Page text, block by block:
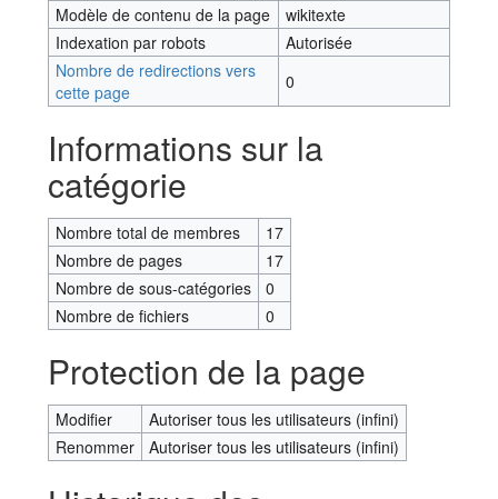
Modèle de contenu de la page
wikitexte
Indexation par robots
Autorisée
Nombre de redirections vers
cette page
0
Informations sur la
catégorie
Nombre total de membres
17
Nombre de pages
17
Nombre de sous-catégories
0
Nombre de fichiers
0
Protection de la page
Modifier
Autoriser tous les utilisateurs (infini)
Renommer
Autoriser tous les utilisateurs (infini)